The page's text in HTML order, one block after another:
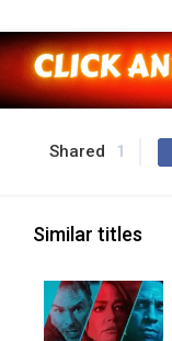
Shared 1
Similar titles